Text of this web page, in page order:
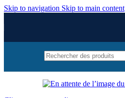
Skip to navigation Skip to main content